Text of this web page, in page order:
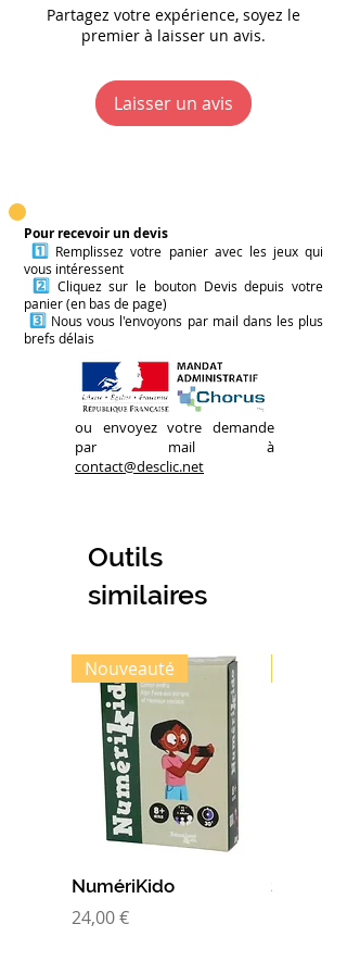
développement spirituel et de
méditation, Marie Edery intègre
dans ses jeux tous les
ingrédients nécessaire pour
plus de bien-être et
son idée, sa posture, son
Décideur est convaincue, alors
c'est gagné !
Plusieurs variantes sont
proposées dans la boîte de jeu
(improvisation ou temps de
préparation).
Partagez votre expérience, soyez le
premier à laisser un avis.
Laisser un avis
Pour recevoir un devis
1️⃣ Remplissez votre panier avec les jeux qui
vous intéressent
2️⃣ Cliquez sur le bouton Devis depuis votre
panier (en bas de page)
3️⃣ Nous vous l'envoyons par mail dans les plus
brefs délais
ou envoyez votre demande
par mail à
contact@desclic.net
Outils
similaires
Nouveauté
NumériKido
Prix
24,00 €
Super